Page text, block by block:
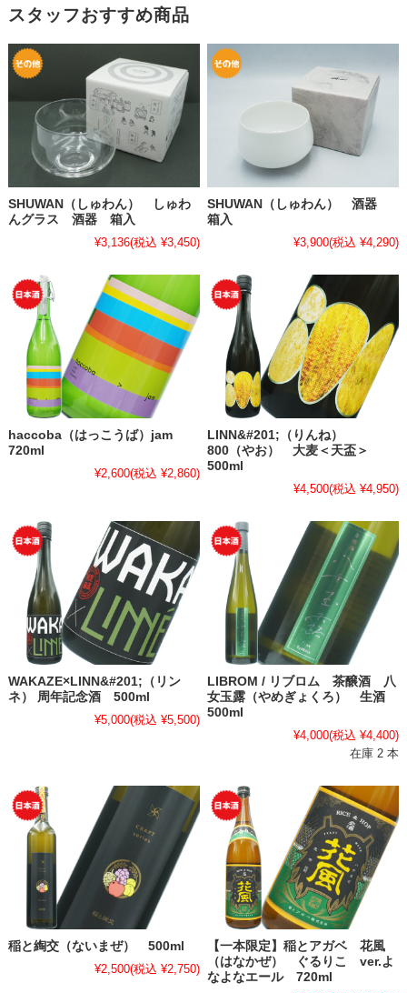
スタッフおすすめ商品
SHUWAN（しゅわん） しゅわ
んグラス 酒器 箱入
¥3,136(税込 ¥3,450)
SHUWAN（しゅわん） 酒器
箱入
¥3,900(税込 ¥4,290)
haccoba（はっこうば）jam
720ml
¥2,600(税込 ¥2,860)
LINN&#201;（りんね）
800（やお） 大麦＜天盃＞
500ml
¥4,500(税込 ¥4,950)
WAKAZE×LINN&#201;（リン
ネ） 周年記念酒 500ml
¥5,000(税込 ¥5,500)
LIBROM / リブロム 茶醸酒 八
女玉露（やめぎょくろ） 生酒
500ml
¥4,000(税込 ¥4,400)
在庫 2 本
稲と綯交（ないまぜ） 500ml
¥2,500(税込 ¥2,750)
【一本限定】稲とアガベ 花風
（はなかぜ） ぐるりこ ver.よ
なよなエール 720ml